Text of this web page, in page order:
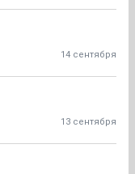
14 сентября
13 сентября